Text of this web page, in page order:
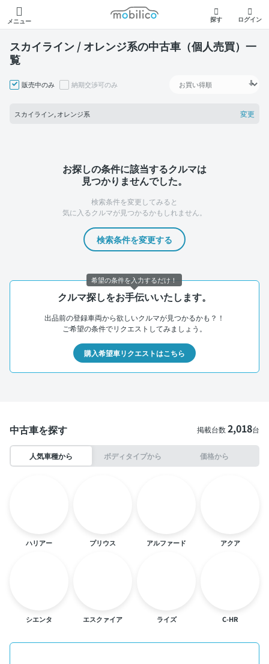
メニュー
モビリコ
探す ログイン
スカイライン / オレンジ系の中古車（個人売買）一
覧
販売中のみ 納期交渉可のみ
スカイライン, オレンジ系 変更
お探しの条件に該当するクルマは
見つかりませんでした。
検索条件を変更してみると
気に入るクルマが見つかるかもしれません。
検索条件を変更する
クルマ探しをお手伝いいたします。
出品前の登録車両から欲しいクルマが見つかるかも？！
ご希望の条件でリクエストしてみましょう。
購入希望車リクエストはこちら
中古車を探す 掲載台数2,018台
人気車種から ボディタイプから 価格から
ハリアー プリウス アルファード アクア
シエンタ エスクァイア ライズ C-HR
希望の条件を入力するだけ！